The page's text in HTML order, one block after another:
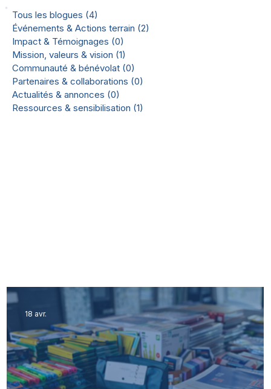
Tous les blogues (4)
Événements & Actions terrain (2)
Impact & Témoignages (0)
Mission, valeurs & vision (1)
Communauté & bénévolat (0)
Partenaires & collaborations (0)
Actualités & annonces (0)
Ressources & sensibilisation (1)
18 avr.